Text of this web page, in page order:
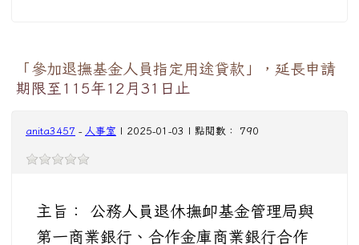
「參加退撫基金人員指定用途貸款」，延長申請
期限至115年12月31日止
anita3457 - 人事室 | 2025-01-03 | 點閱數： 790
主旨： 公務人員退休撫卹基金管理局與
第一商業銀行、合作金庫商業銀行合作